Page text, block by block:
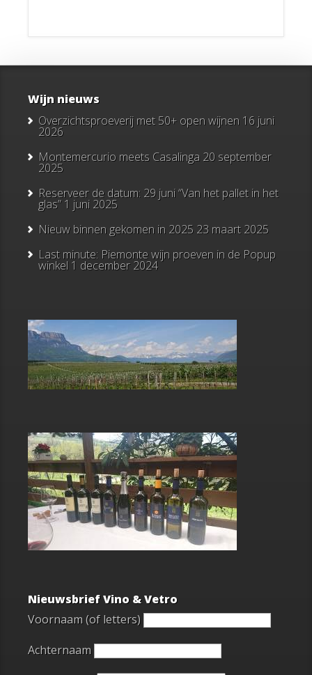
Wijn nieuws
Overzichtsproeverij met 50+ open wijnen 16 juni
2026
Montemercurio meets Casalinga 20 september
2025
Reserveer de datum: 29 juni “Van het pallet in het
glas” 1 juni 2025
Nieuw binnen gekomen in 2025 23 maart 2025
Last minute: Piemonte wijn proeven in de Popup
winkel 1 december 2024
Nieuwsbrief Vino & Vetro
Voornaam (of letters)
Achternaam